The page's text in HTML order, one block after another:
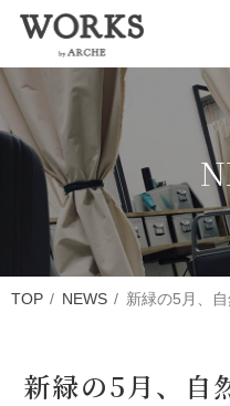
TOP NEWS 新緑の5月、
新緑の5月、自